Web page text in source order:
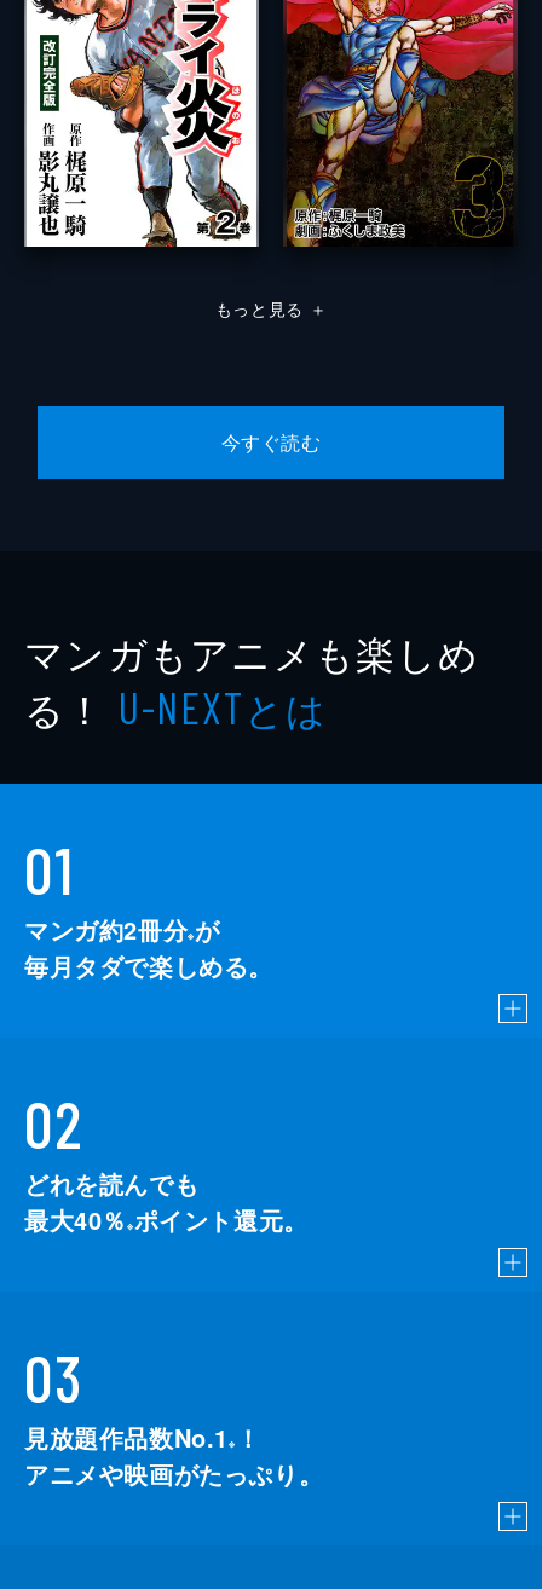
もっと見る ＋
今すぐ読む
マンガもアニメも楽しめ
る！ U-NEXTとは
01
マンガ約2冊分※が
毎月タダで楽しめる。
02
どれを読んでも
最大40％ ※ポイント還元。
03
見放題作品数No.1 ※
！
アニメや映画がたっぷり。